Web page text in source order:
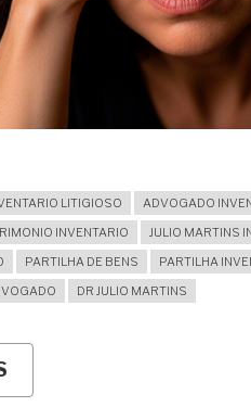
LITIGIOSO ADVOGADO
INVENTARIO
JULIO MARTINS
PARTILHA DE BENS PARTILHA
DR JULIO MARTINS
NENHUMA